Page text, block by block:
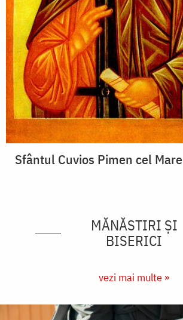
Sfântul Cuvios Pimen cel Mare
MĂNĂSTIRI ȘI
BISERICI
vezi mai multe »